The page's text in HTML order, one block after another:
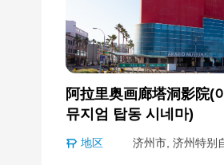
阿拉里奥画廊塔洞影院(
뮤지엄 탑동 시네마)
地区 济州市, 济州特别